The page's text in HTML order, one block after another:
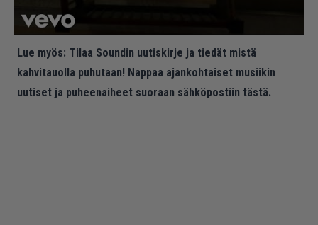
Lue myös: Tilaa Soundin uutiskirje ja tiedät mistä
kahvitauolla puhutaan! Nappaa ajankohtaiset musiikin
uutiset ja puheenaiheet suoraan sähköpostiin tästä.